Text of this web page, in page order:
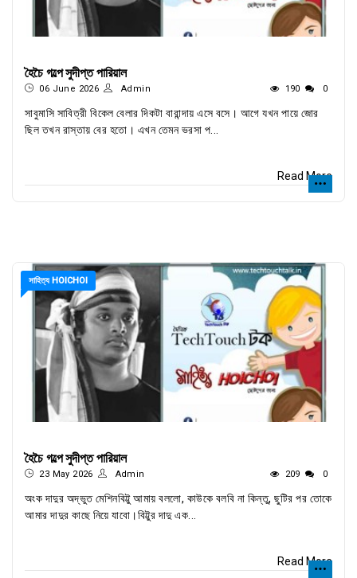
হৈচৈ গল্পে সুদীপ্ত পারিয়াল
06 June 2026 Admin 190 0
সাবুমাসি সাবিত্রী বিকেল বেলার দিকটা বারান্দায় এসে বসে। আগে যখন পায়ে জোর
ছিল তখন রাস্তায় বের হতো। এখন তেমন ভরসা প...
Read More
সাহিত্য HOICHOI
হৈচৈ গল্পে সুদীপ্ত পারিয়াল
23 May 2026 Admin 209 0
অংক দাদুর অদ্ভুত মেশিনবিট্টু আমায় বললো, কাউকে বলবি না কিন্তু, ছুটির পর তোকে
আমার দাদুর কাছে নিয়ে যাবো।বিট্টুর দাদু এক...
Read More